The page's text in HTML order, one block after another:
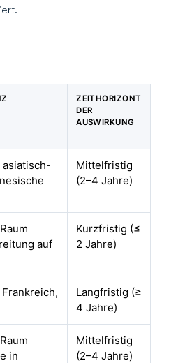
ZEITHORIZONT
DER
AUSWIRKUNG
asiatisch-
Mittelfristig
(2–4 Jahre)
auf
Kurzfristig (≤
2 Jahre)
Langfristig (≥
4 Jahre)
in
Mittelfristig
(2–4 Jahre)